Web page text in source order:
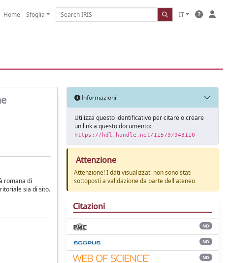
Home Sfoglia IT
romana di
sia di sito.
Informazioni
Utilizza questo identificativo per citare o creare
un link a questo documento:
https://hdl.handle.net/11573/943110
Attenzione
Attenzione! I dati visualizzati non sono stati
sottoposti a validazione da parte dell'ateneo
Citazioni
ND
ND
ND